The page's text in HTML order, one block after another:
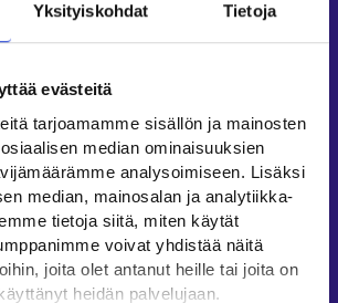
Yksityiskohdat Tietoja
evästeitä
tarjoamamme sisällön ja mainosten
median ominaisuuksien
analysoimiseen. Lisäksi
median, mainosalan ja analytiikka-
tietoja siitä, miten käytät
voivat yhdistää näitä
joita olet antanut heille tai joita on
heidän palvelujaan.
yhteystiedot
tuki
asiakkaan neuvontapalvelut
työpolku -osioiden ohjeet